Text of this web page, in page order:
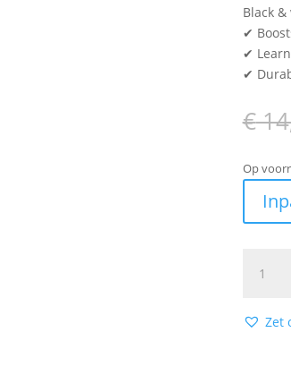
Black
✔
✔
✔
€
Op
Cards
Jungle
Zet